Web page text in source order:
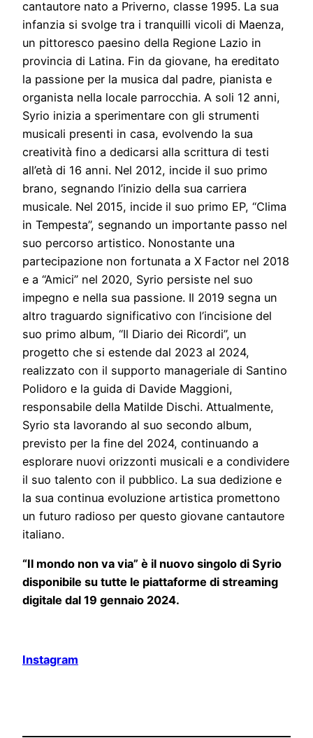
cantautore nato a Priverno, classe 1995. La sua
infanzia si svolge tra i tranquilli vicoli di Maenza,
un pittoresco paesino della Regione Lazio in
provincia di Latina. Fin da giovane, ha ereditato
la passione per la musica dal padre, pianista e
organista nella locale parrocchia. A soli 12 anni,
Syrio inizia a sperimentare con gli strumenti
musicali presenti in casa, evolvendo la sua
creatività fino a dedicarsi alla scrittura di testi
all’età di 16 anni. Nel 2012, incide il suo primo
brano, segnando l’inizio della sua carriera
musicale. Nel 2015, incide il suo primo EP, “Clima
in Tempesta”, segnando un importante passo nel
suo percorso artistico. Nonostante una
partecipazione non fortunata a X Factor nel 2018
e a “Amici” nel 2020, Syrio persiste nel suo
impegno e nella sua passione. Il 2019 segna un
altro traguardo significativo con l’incisione del
suo primo album, “Il Diario dei Ricordi”, un
progetto che si estende dal 2023 al 2024,
realizzato con il supporto manageriale di Santino
Polidoro e la guida di Davide Maggioni,
responsabile della Matilde Dischi. Attualmente,
Syrio sta lavorando al suo secondo album,
previsto per la fine del 2024, continuando a
esplorare nuovi orizzonti musicali e a condividere
il suo talento con il pubblico. La sua dedizione e
la sua continua evoluzione artistica promettono
un futuro radioso per questo giovane cantautore
italiano.
“Il mondo non va via” è il nuovo singolo di Syrio
disponibile su tutte le piattaforme di streaming
digitale dal 19 gennaio 2024.
Instagram